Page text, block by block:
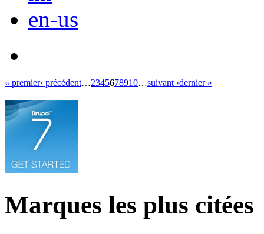
en-us
« premier‹ précédent…2345678910…suivant ›dernier »
Marques les plus citées